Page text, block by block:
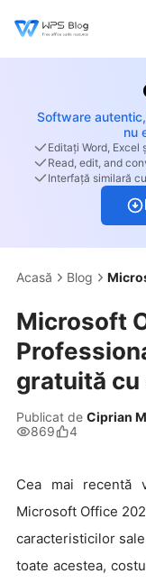
Software
nu
Editați Word, Excel
Read, edit, and
Interfață similară
Acasă Blog
Microsoft
gratuită cu
Publicat de Ciprian
869
4
Cea mai recentă
Microsoft Office
caracteristicilor
toate acestea,